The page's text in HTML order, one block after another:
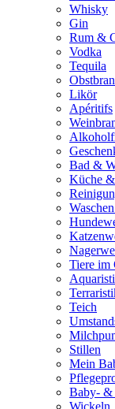
Whisky
Gin
Rum &
Vodka
Tequila
Likör
Apéritifs
Bad &
Küche
Tiere im
Teich
Stillen
Mein
Baby- &
Wickeln